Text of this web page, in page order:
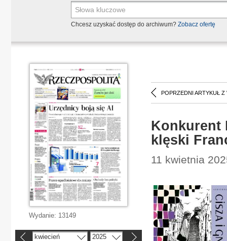
Chcesz uzyskać dostęp do archiwum? Zobacz ofertę
POPRZEDNI ARTYKUŁ Z
Konkurent
klęski
11 kwietnia
Wydanie: 13149
kwiecień 2025